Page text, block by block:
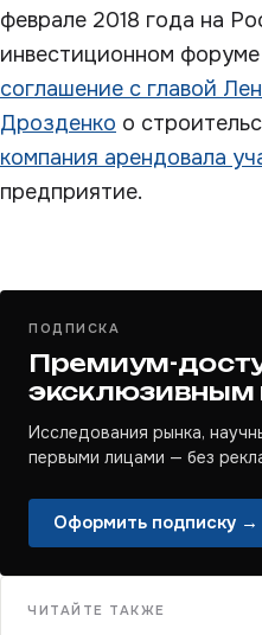
феврале 2018 года на
инвестиционном
соглашение с главой
Дрозденко о
компания арендовала
предприятие.
ПОДПИСКА
Премиум-
Исследования рынка,
первыми лицами — без
Оформить подписку →
ЧИТАЙТЕ ТАКЖЕ